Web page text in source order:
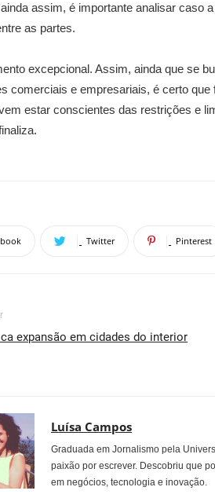
assim, é importante analisar caso
as partes.
excepcional. Assim, ainda que se
comerciais e empresariais, é certo
estar conscientes das restrições e
Twitter Pinterest
expansão em cidades do interior
Luísa Campos
Graduada em Jornalismo pela
paixão por escrever. Descobriu que
em negócios, tecnologia e inovação.